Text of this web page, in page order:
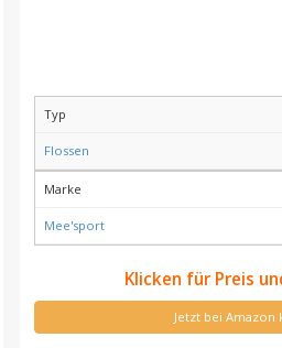
Typ
Flossen
Marke
Mee'sport
Klicken für Preis
Jetzt bei Amazon